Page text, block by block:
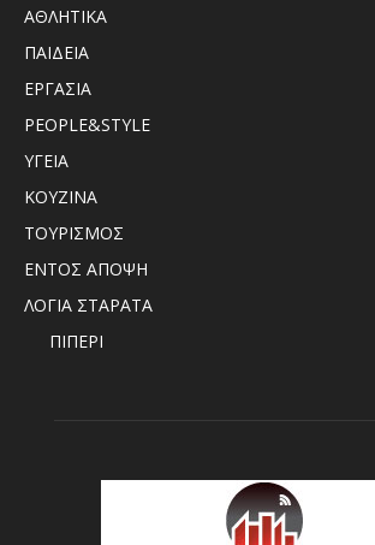
ΑΘΛΗΤΙΚΑ
ΠΑΙΔΕΙΑ
ΕΡΓΑΣΙΑ
PEOPLE&STYLE
ΥΓΕΙΑ
ΚΟΥΖΙΝΑ
ΤΟΥΡΙΣΜΟΣ
ΕΝΤΟΣ ΑΠΟΨΗ
ΛΟΓΙΑ ΣΤΑΡΑΤΑ
ΠΙΠΕΡΙ